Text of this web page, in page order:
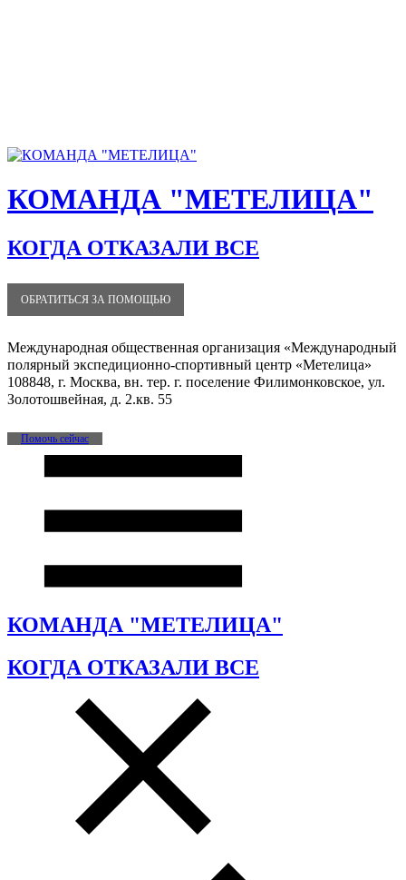
КОМАНДА "МЕТЕЛИЦА"
КОГДА ОТКАЗАЛИ ВСЕ
ОБРАТИТЬСЯ ЗА ПОМОЩЬЮ
Международная общественная организация «Международный
полярный экспедиционно-спортивный центр «Метелица»
108848, г. Москва, вн. тер. г. поселение Филимонковское, ул.
Золотошвейная, д. 2.кв. 55
Помочь сейчас
КОМАНДА "МЕТЕЛИЦА"
КОГДА ОТКАЗАЛИ ВСЕ